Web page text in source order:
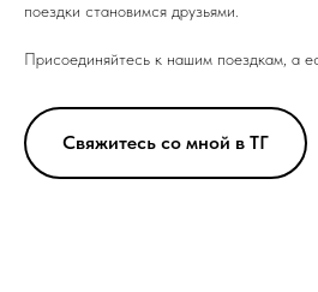
поездки становимся друзьями.
Присоединяйтесь к нашим поездкам, а
Свяжитесь со мной в ТГ